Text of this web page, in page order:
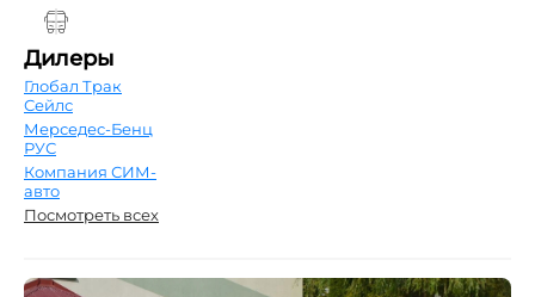
Дилеры
Глобал Трак
Сейлс
Мерседес-Бенц
РУС
Компания СИМ-
авто
Посмотреть всех